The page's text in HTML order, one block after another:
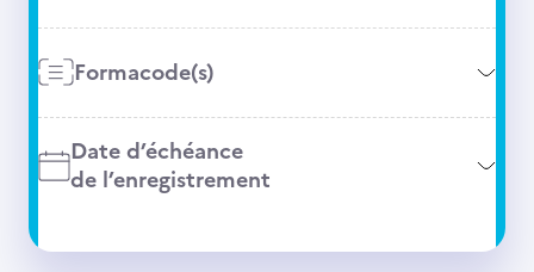
Formacode(s)
Date d’échéance
de l’enregistrement